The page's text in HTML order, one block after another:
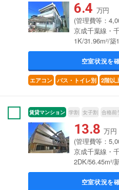
6.4 万円
(管理費等：
京成千葉線・
1K/31.96m²/築
空室状況を
エアコン バス・トイレ別 2階以
賃貸マンション 学割 女子割 合格前
13.8 万円
(管理費等：
京成千葉線・
2DK/56.45m²/
空室状況を